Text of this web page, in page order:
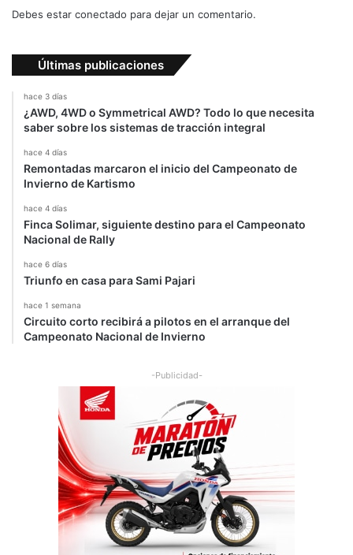
Debes estar conectado para dejar un comentario.
Últimas publicaciones
hace 3 días
¿AWD, 4WD o Symmetrical AWD? Todo lo que necesita
saber sobre los sistemas de tracción integral
hace 4 días
Remontadas marcaron el inicio del Campeonato de
Invierno de Kartismo
hace 4 días
Finca Solimar, siguiente destino para el Campeonato
Nacional de Rally
hace 6 días
Triunfo en casa para Sami Pajari
hace 1 semana
Circuito corto recibirá a pilotos en el arranque del
Campeonato Nacional de Invierno
-Publicidad-